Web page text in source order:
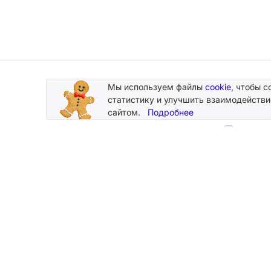
Подписывайтесь
на новости и акции
Мы используем файлы cookie, чтобы
статистику и улучшить
сайтом. Подробнее